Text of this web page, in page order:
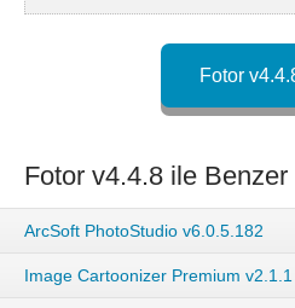
Fotor
Fotor v4.4.8 ile
ArcSoft PhotoStudio v6.0.5.182
Image Cartoonizer Premium v2.1.1